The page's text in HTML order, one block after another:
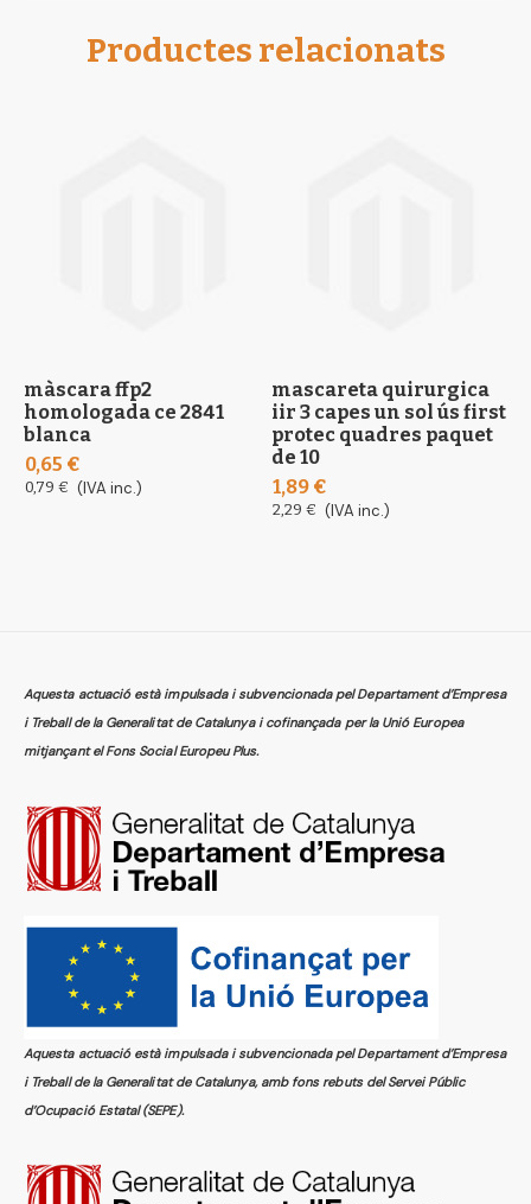
Productes relacionats
màscara ffp2
homologada ce 2841
blanca
0,65 €
0,79 € (IVA inc.)
mascareta quirurgica
iir 3 capes un sol ús first
protec quadres paquet
de 10
1,89 €
2,29 € (IVA inc.)
Aquesta actuació està impulsada i subvencionada pel Departament d’Empresa
i Treball de la Generalitat de Catalunya i cofinançada per la Unió Europea
mitjançant el Fons Social Europeu Plus.
Aquesta actuació està impulsada i subvencionada pel Departament d’Empresa
i Treball de la Generalitat de Catalunya, amb fons rebuts del Servei Públic
d’Ocupació Estatal (SEPE).